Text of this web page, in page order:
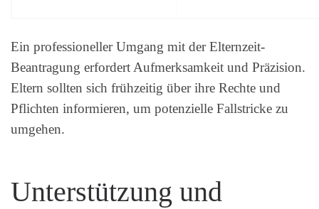
Ein professioneller Umgang mit der Elternzeit-
Beantragung erfordert Aufmerksamkeit und Präzision.
Eltern sollten sich frühzeitig über ihre Rechte und
Pflichten informieren, um potenzielle Fallstricke zu
umgehen.
Unterstützung und